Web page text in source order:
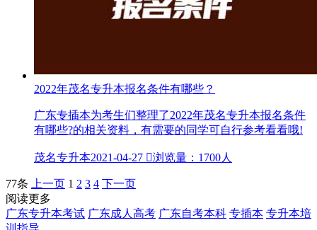
2022年茂名专升本报名条件有哪些？
广东专插本为考生们整理了2022年茂名专升本报名条件
有哪些?的相关资料，有需要的同学可自行参考看看哦!
茂名专升本2021-04-27 浏览量：1700人
77条 上一页 1 2 3 4 下一页
阅读更多
广东专升本考试 广东成人高考 广东自考本科 专插本 专升本培